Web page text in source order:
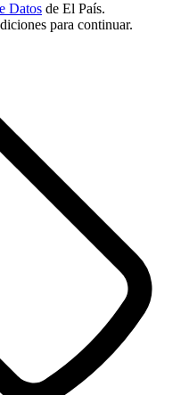
Datos de El País.
para continuar.